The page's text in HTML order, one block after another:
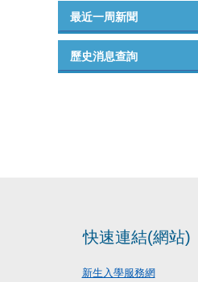
最近一周新聞
歷史消息查詢
快速連結(網站)
新生入學服務網